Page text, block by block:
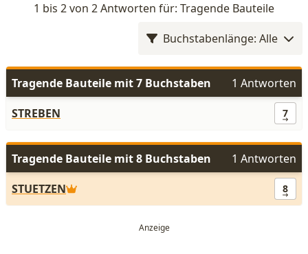
1 bis 2 von 2 Antworten für: Tragende Bauteile
Buchstabenlänge: Alle
Tragende Bauteile mit 7 Buchstaben
1 Antworten
STREBEN
7
Tragende Bauteile mit 8 Buchstaben
1 Antworten
STUETZEN
8